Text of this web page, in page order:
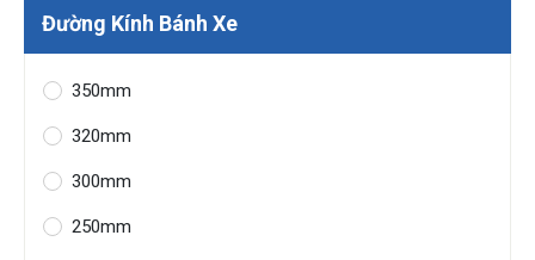
Đường Kính Bánh Xe
350mm
320mm
300mm
250mm